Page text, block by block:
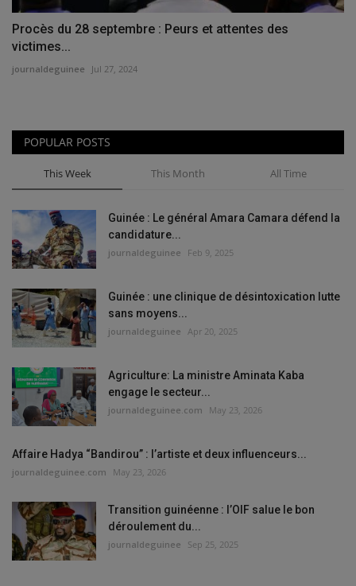
Procès du 28 septembre : Peurs et attentes des
victimes...
journaldeguinee Jul 27, 2024
POPULAR POSTS
This Week This Month All Time
Guinée : Le général Amara Camara défend la
candidature...
journaldeguinee Feb 9, 2025
Guinée : une clinique de désintoxication lutte
sans moyens...
journaldeguinee Apr 20, 2025
Agriculture: La ministre Aminata Kaba
engage le secteur...
journaldeguinee.com May 23, 2026
Affaire Hadya “Bandirou” : l’artiste et deux influenceurs...
journaldeguinee.com May 23, 2026
Transition guinéenne : l’OIF salue le bon
déroulement du...
journaldeguinee Sep 25, 2025